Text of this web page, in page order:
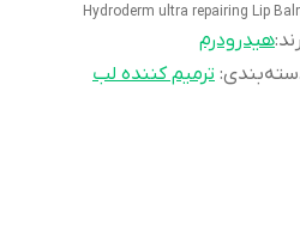
Hydroderm ultra repairing Lip
هیدرودرم
: ترمیم کننده لب